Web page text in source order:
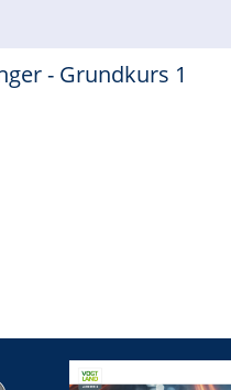
- Grundkurs 1